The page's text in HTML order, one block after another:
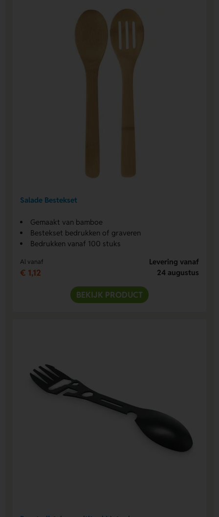
Salade Bestekset
Gemaakt van bamboe
Bestekset bedrukken of graveren
Bedrukken vanaf 100 stuks
Al vanaf
€ 1,12
Levering vanaf
24 augustus
BEKIJK PRODUCT